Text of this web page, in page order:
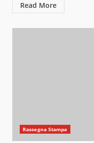
Read More
Rassegna Stampa